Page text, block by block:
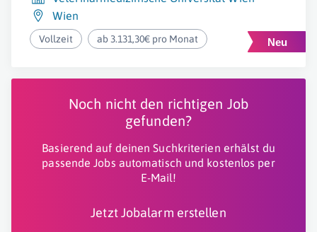
Wien
Vollzeit ab 3.131,30€ pro Monat
Noch nicht den richtigen Job
gefunden?
Basierend auf deinen Suchkriterien erhälst du
passende Jobs automatisch und kostenlos per
E-Mail!
Jetzt Jobalarm erstellen